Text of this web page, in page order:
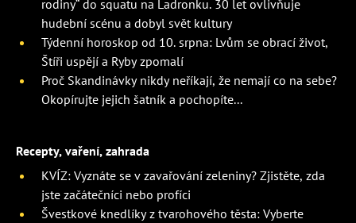
rodiny“ do squatu na Ladronku. 30 let ovlivňuje
hudební scénu a dobyl svět kultury
Týdenní horoskop od 10. srpna: Lvům se obrací život,
Štíři uspějí a Ryby zpomalí
Proč Skandinávky nikdy neříkají, že nemají co na sebe?
Okopírujte jejich šatník a pochopíte...
Recepty, vaření, zahrada
KVÍZ: Vyznáte se v zavařování zeleniny? Zjistěte, zda
jste začátečníci nebo profíci
Švestkové knedlíky z tvarohového těsta: Vyberte